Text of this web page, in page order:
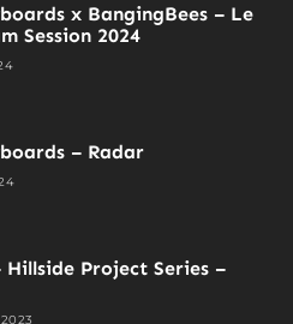
x BangingBees – Le
Session 2024
– Radar
Hillside Project Series –